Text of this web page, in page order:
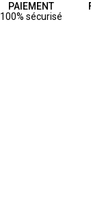
PAIEMENT
100% sécurisé